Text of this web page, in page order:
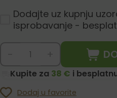
Dodajte uz kupnju
isprobavanje -
Kupite za 38 € i
Dodaj u favorite